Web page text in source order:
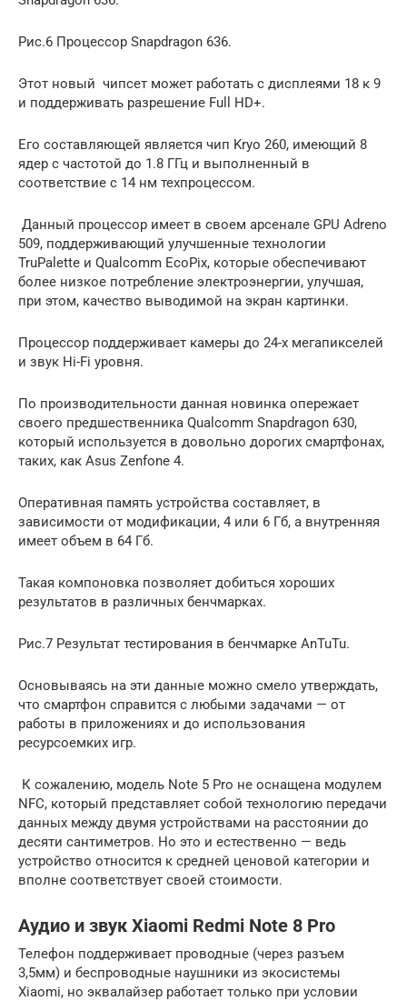
Рис.6 Процессор Snapdragon 636.
Этот новый чипсет может работать с дисплеями 18 к 9
и поддерживать разрешение Full HD+.
Его составляющей является чип Kryo 260, имеющий 8
ядер с частотой до 1.8 ГГц и выполненный в
соответствие с 14 нм техпроцессом.
Данный процессор имеет в своем арсенале GPU Adreno
509, поддерживающий улучшенные технологии
TruPalette и Qualcomm EcoPix, которые обеспечивают
более низкое потребление электроэнергии, улучшая,
при этом, качество выводимой на экран картинки.
Процессор поддерживает камеры до 24-х мегапикселей
и звук Hi-Fi уровня.
По производительности данная новинка опережает
своего предшественника Qualcomm Snapdragon 630,
который используется в довольно дорогих смартфонах,
таких, как Asus Zenfone 4.
Оперативная память устройства составляет, в
зависимости от модификации, 4 или 6 Гб, а внутренняя
имеет объем в 64 Гб.
Такая компоновка позволяет добиться хороших
результатов в различных бенчмарках.
Рис.7 Результат тестирования в бенчмарке AnTuTu.
Основываясь на эти данные можно смело утверждать,
что смартфон справится с любыми задачами — от
работы в приложениях и до использования
ресурсоемких игр.
К сожалению, модель Note 5 Pro не оснащена модулем
NFC, который представляет собой технологию передачи
данных между двумя устройствами на расстоянии до
десяти сантиметров. Но это и естественно — ведь
устройство относится к средней ценовой категории и
вполне соответствует своей стоимости.
Аудио и звук Xiaomi Redmi Note 8 Pro
Телефон поддерживает проводные (через разъем
3,5мм) и беспроводные наушники из экосистемы
Xiaomi, но эквалайзер работает только при условии